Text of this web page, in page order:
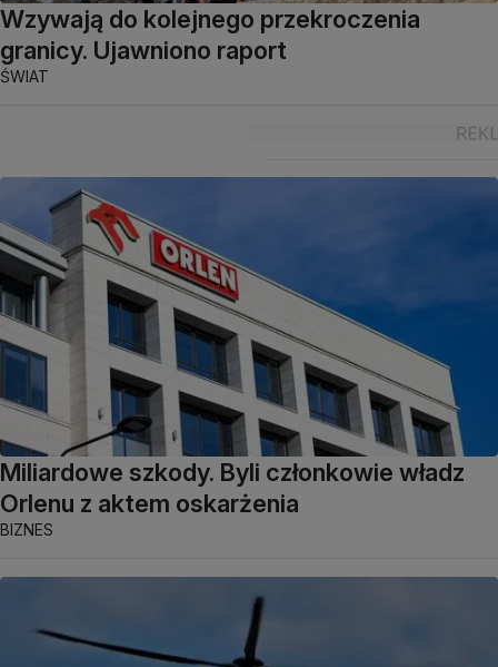
Wzywają do kolejnego przekroczenia
granicy. Ujawniono raport
ŚWIAT
Miliardowe szkody. Byli członkowie władz
Orlenu z aktem oskarżenia
BIZNES